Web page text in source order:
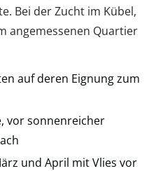
Bei der Zucht im Kübel,
angemessenen Quartier
auf deren Eignung zum
vor sonnenreicher
und April mit Vlies vor